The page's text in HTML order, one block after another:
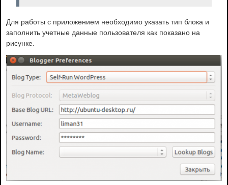
Для работы с приложением необходимо указать тип блока и
заполнить учетные данные пользователя как показано на
рисунке.